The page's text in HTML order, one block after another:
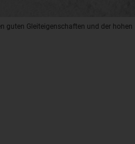
guten Gleiteigenschaften und der hohen